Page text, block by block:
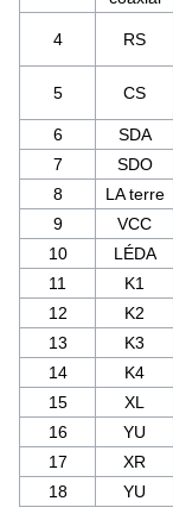
4 RS
5 CS
6
SDA
7
SDO
8
LA terre
9
VCC
10
LÉDA
11
K1
12
K2
13
K3
14
K4
15
XL
16
YU
17
XR
18
YU